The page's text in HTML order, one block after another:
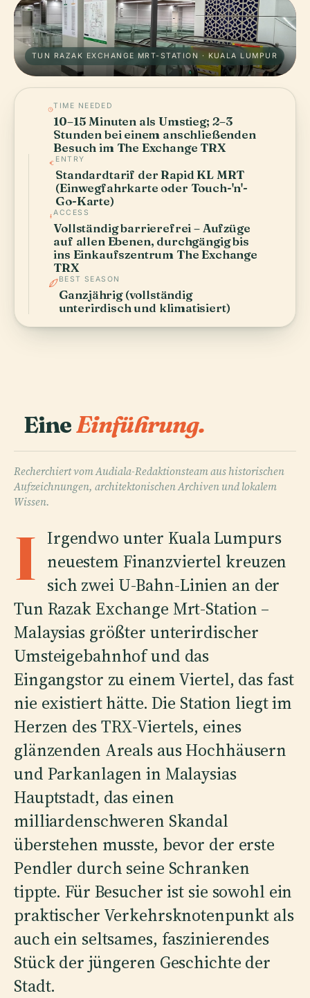
TUN RAZAK EXCHANGE MRT-STATION · KUALA LUMPUR
TIME NEEDED
10–15 Minuten als Umstieg; 2–3
Stunden bei einem anschließenden
Besuch im The Exchange TRX
ENTRY
Standardtarif der Rapid KL MRT
(Einwegfahrkarte oder Touch-'n'-
Go-Karte)
ACCESS
Vollständig barrierefrei – Aufzüge
auf allen Ebenen, durchgängig bis
ins Einkaufszentrum The Exchange
TRX
BEST SEASON
Ganzjährig (vollständig
unterirdisch und klimatisiert)
EineEinführung.
Recherchiert vom Audiala-Redaktionsteam aus historischen
Aufzeichnungen, architektonischen Archiven und lokalem
Wissen.
I Irgendwo unter Kuala Lumpurs
neuestem Finanzviertel kreuzen
sich zwei U-Bahn-Linien an der
Tun Razak Exchange Mrt-Station –
Malaysias größter unterirdischer
Umsteigebahnhof und das
Eingangstor zu einem Viertel, das fast
nie existiert hätte. Die Station liegt im
Herzen des TRX-Viertels, eines
glänzenden Areals aus Hochhäusern
und Parkanlagen in Malaysias
Hauptstadt, das einen
milliardenschweren Skandal
überstehen musste, bevor der erste
Pendler durch seine Schranken
tippte. Für Besucher ist sie sowohl ein
praktischer Verkehrsknotenpunkt als
auch ein seltsames, faszinierendes
Stück der jüngeren Geschichte der
Stadt.